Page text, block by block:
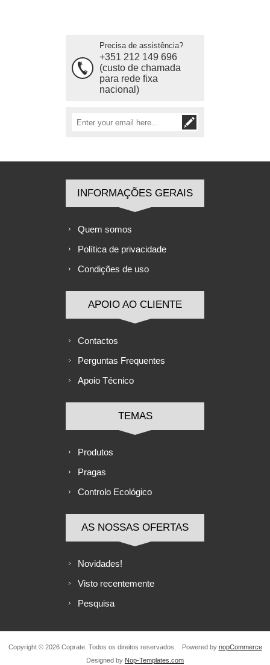
Precisa de assistência?
+351 212 149 696
(custo de chamada
para rede fixa
nacional)
INFORMAÇÕES GERAIS
Quem somos
Política de privacidade
Condições de uso
APOIO AO CLIENTE
Contactos
Perguntas Frequentes
Apoio Técnico
TEMAS
Produtos
Pragas
Controlo Ecológico
AS NOSSAS OFERTAS
Novidades!
Visto recentemente
Pesquisa
Copyright © 2026 Coprate. Todos os direitos reservados. Powered by nopCommerce
Designed by Nop-Templates.com